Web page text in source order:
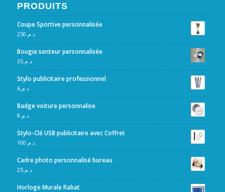
PRODUITS
Coupe Sportive personnalisée
د.م. 250
Bougie senteur personnalisée
د.م.35
Stylo publicitaire professionnel
د.م.6
Badge voiture personnalise
د.م. 8
Stylo-Clé USB publicitaire avec Coffret
د.م. 100
Cadre photo personnalisé bureau
د.م.25
Horloge Murale Rabat